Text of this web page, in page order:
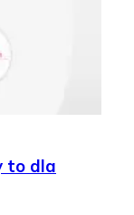
to dla